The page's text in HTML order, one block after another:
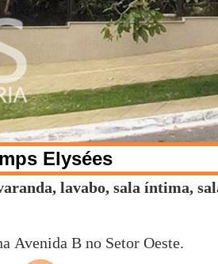
Elysées
lavabo, sala íntima,
Avenida B no Setor Oeste.